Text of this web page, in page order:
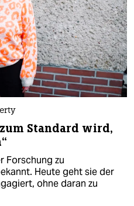
Standard wird,
Forschung zu
Heute geht sie der
ohne daran zu